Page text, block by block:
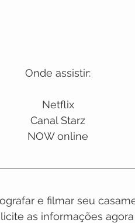
Onde assistir:
Netflix
Canal Starz
NOW online
e filmar seu
as informações